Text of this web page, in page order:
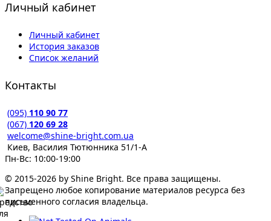
Личный кабинет
Личный кабинет
История заказов
Список желаний
Контакты
(095) 110 90 77
(067) 120 69 28
welcome@shine-bright.com.ua
Киев, Василия Тютюнника 51/1-А
Пн-Вс: 10:00-19:00
© 2015-2026 by Shine Bright. Все права защищены.
Запрещено любое копирование материалов ресурса без
письменного согласия владельца.